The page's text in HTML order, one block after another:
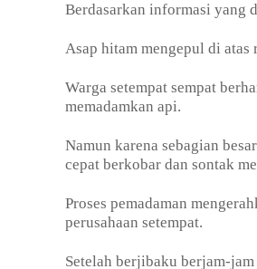
Berdasarkan informasi yang
Asap hitam mengepul di atas
Warga setempat sempat
memadamkan api.
Namun karena sebagian
cepat berkobar dan sontak
Proses pemadaman
perusahaan setempat.
Setelah berjibaku berjam-